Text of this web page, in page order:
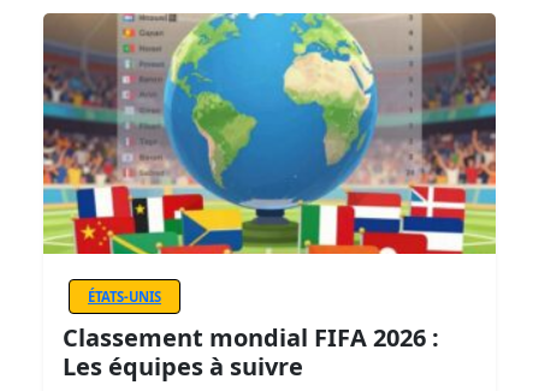
ÉTATS-UNIS
Classement mondial FIFA 2026 :
Les équipes à suivre